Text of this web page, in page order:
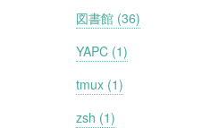
図書館 (36)
YAPC (1)
tmux (1)
zsh (1)